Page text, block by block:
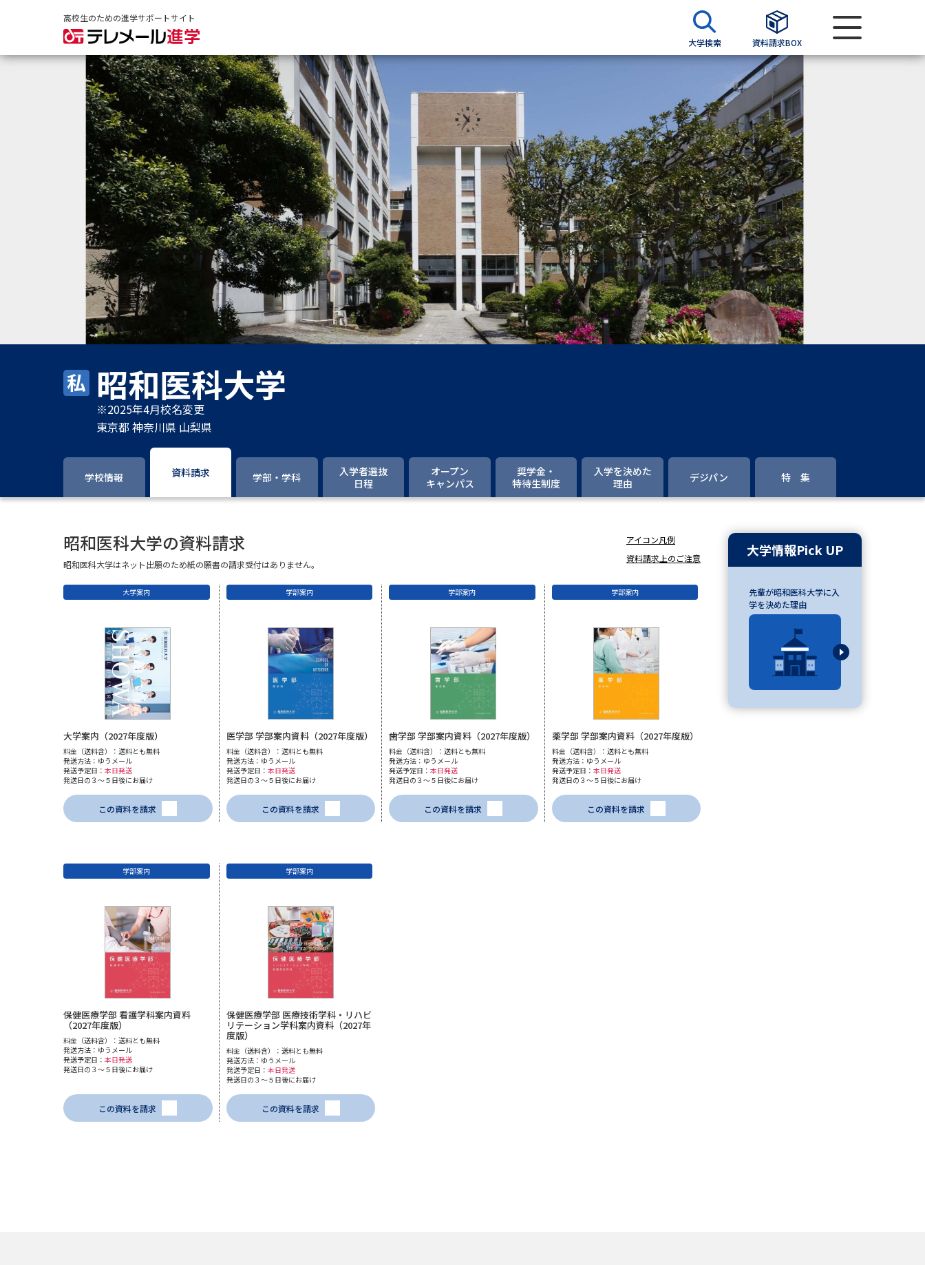
高校生のための進学サポートサイト
大学検索 資料請求BOX
資料請求 資料検索
大学・短大の資料種類から請求
大学パンフ
学部・学科パンフ
総合型選抜・学校推薦型選抜 募集要項＆願書
大学入学共通テスト利用選抜の募集要項＆願書
過去問題集
大学・短大以外の資料から請求
専門学校の資料請求 大学院の資料請求
留学・進学関連、塾・予備校
大学入学共通テスト「受験案内」の請求
大学入学共通テスト「受験上の配慮案内」の請求
高等学校卒業程度認定試験
大学研究 大学検索
大学で学べる内容や特徴を調べる
国際・グローバルに強い大学特集
奨学金・特待生制度特集
デジタルパンフレット
進路の３択
新学年スタート号特集ページ（高3生用）
新学年スタート号特集ページ（高2生用）
SELFBRAND特集ページ
オープンキャンパスなどを調べる
オープンキャンパス検索
来場型・Web型イベント特集
受験準備
昭和医科大学
※2025年4月校名変更
東京都 神奈川県 山梨県
学校情報 資料請求 学部・学科
入学者選抜
日程
オープン
キャンパス
奨学金・
特待生制度
入学を決めた
理由
デジパン 特 集
昭和医科大学の資料請求
昭和医科大学はネット出願のため紙の願書の請求受付はありません。
アイコン凡例
資料請求上のご注意
大学案内
大学案内（2027年度版）
料金（送料含）：送料とも無料
発送方法：ゆうメール
発送予定日： 本日発送
発送日の３～５日後にお届け
この資料を請求
学部案内
医学部 学部案内資料（2027年度版）
料金（送料含）：送料とも無料
発送方法：ゆうメール
発送予定日： 本日発送
発送日の３～５日後にお届け
この資料を請求
学部案内
歯学部 学部案内資料（2027年度版）
料金（送料含）：送料とも無料
発送方法：ゆうメール
発送予定日： 本日発送
発送日の３～５日後にお届け
この資料を請求
学部案内
薬学部 学部案内資料（2027年度版）
料金（送料含）：送料とも無料
発送方法：ゆうメール
発送予定日： 本日発送
発送日の３～５日後にお届け
この資料を請求
学部案内
保健医療学部 看護学科案内資料
（2027年度版）
料金（送料含）：送料とも無料
発送方法：ゆうメール
発送予定日： 本日発送
発送日の３～５日後にお届け
この資料を請求
学部案内
保健医療学部 医療技術学科・リハビ
リテーション学科案内資料（2027年
度版）
料金（送料含）：送料とも無料
発送方法：ゆうメール
発送予定日： 本日発送
発送日の３～５日後にお届け
この資料を請求
大学情報Pick UP
先輩が昭和医科大学に入
学を決めた理由